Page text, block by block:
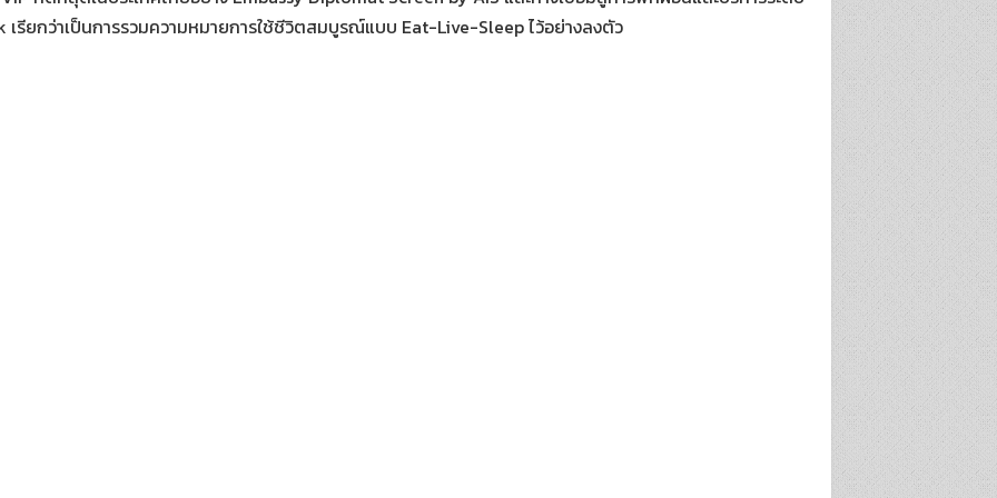
รียกว่าเป็นการรวมความหมายการใช้ชีวิตสมบูรณ์แบบ Eat-Live-Sleep ไว้อย่างลงตัว